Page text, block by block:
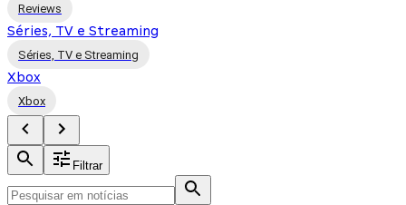
Reviews
Séries, TV e Streaming
Séries, TV e Streaming
Xbox
Xbox
Filtrar